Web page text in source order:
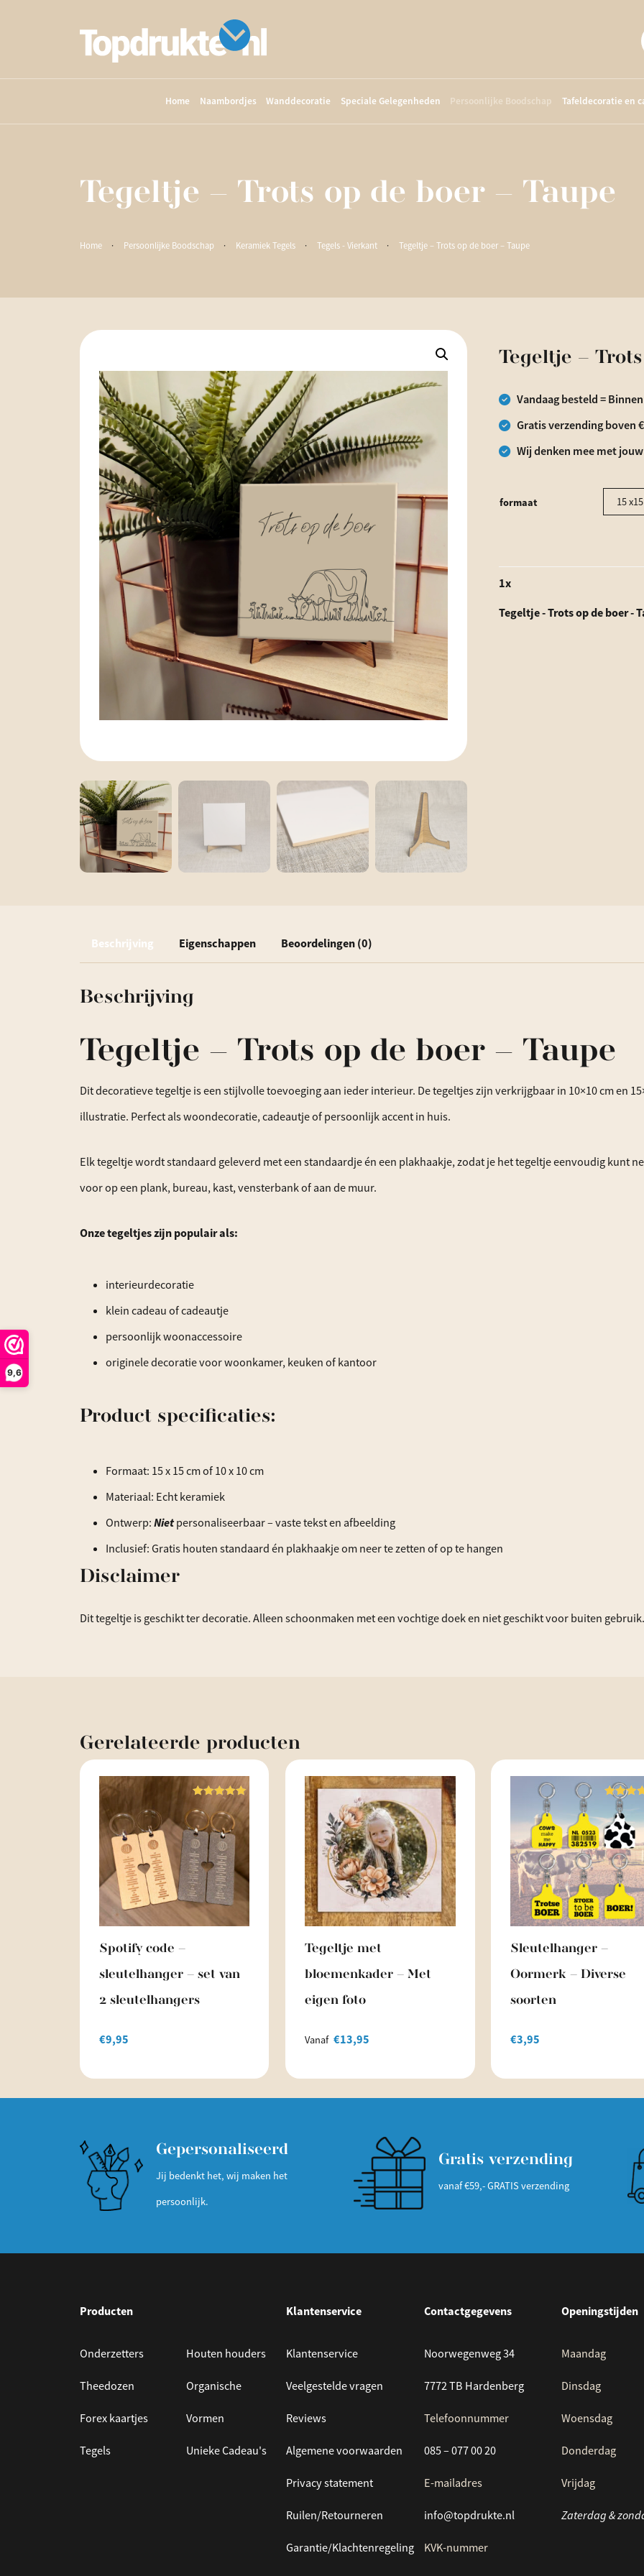
9,6
Home Naambordjes Wanddecoratie Speciale Gelegenheden Persoonlijke Boodschap Tafeldecoratie en
Tegeltje – Trots op de boer – Taupe
Home · Persoonlijke Boodschap · Keramiek Tegels · Tegels - Vierkant · Tegeltje – Trots op de boer – Taupe
Tegeltje –
formaat 15
1x
Tegeltje - Trots op de boer -
Vandaag besteld =
Gratis verzending boven
Wij denken mee met
Beschrijving Eigenschappen Beoordelingen (0)
Beschrijving
Tegeltje – Trots op de boer – Taupe
Dit decoratieve tegeltje is een stijlvolle toevoeging aan ieder interieur. De tegeltjes zijn verkrijgbaar in 10×10 cm en
illustratie. Perfect als woondecoratie, cadeautje of persoonlijk accent in huis.
Elk tegeltje wordt standaard geleverd met een standaardje én een plakhaakje, zodat je het tegeltje eenvoudig kunt
voor op een plank, bureau, kast, vensterbank of aan de muur.
Onze tegeltjes zijn populair als:
interieurdecoratie
klein cadeau of cadeautje
persoonlijk woonaccessoire
originele decoratie voor woonkamer, keuken of kantoor
Product specificaties:
Formaat: 15 x 15 cm of 10 x 10 cm
Materiaal: Echt keramiek
Ontwerp:Nietpersonaliseerbaar – vaste tekst en afbeelding
Inclusief: Gratis houten standaard én plakhaakje om neer te zetten of op te hangen
Disclaimer
Dit tegeltje is geschikt ter decoratie. Alleen schoonmaken met een vochtige doek en niet geschikt voor buiten gebruik.
Gerelateerde producten
Spotify code –
sleutelhanger – set van
2 sleutelhangers
Waardering
5.00
uit 5
€9,95
Tegeltje met
bloemenkader – Met
eigen foto
Vanaf €13,95
Sleutelhanger –
Oormerk – Diverse
soorten
5.00
uit 5
€3,95
Gepersonaliseerd
Jij bedenkt het, wij maken het
persoonlijk.
Gratis verzending
vanaf €59,- GRATIS verzending
Producten
Onderzetters
Theedozen
Forex kaartjes
Tegels
Houten houders
Organische
Vormen
Unieke Cadeau's
Klantenservice
Klantenservice
Veelgestelde vragen
Reviews
Algemene voorwaarden
Privacy statement
Ruilen/Retourneren
Garantie/Klachtenregeling
Contactgegevens
Noorwegenweg 34
7772 TB Hardenberg
Telefoonnummer
085 – 077 00 20
E-mailadres
info@topdrukte.nl
KVK-nummer
Openingstijden
Maandag
Dinsdag
Woensdag
Donderdag
Vrijdag
Zaterdag &